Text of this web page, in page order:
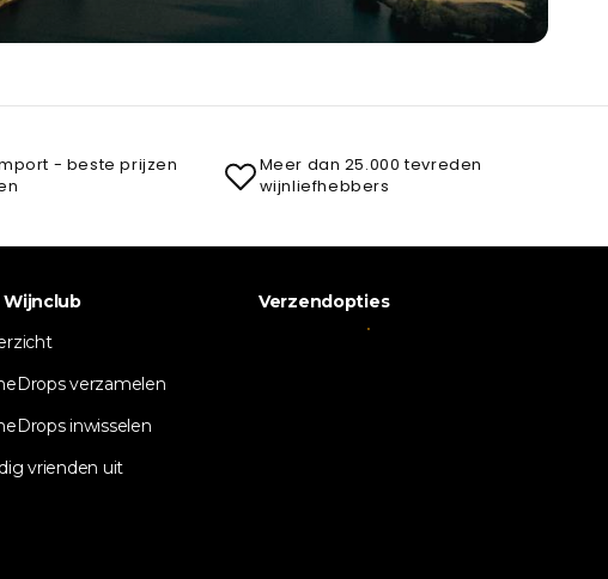
- beste prijzen
Meer dan 25.000 tevreden
wijnliefhebbers
Wijnclub
verzamelen
inwisselen
vrienden uit
Verzendopties